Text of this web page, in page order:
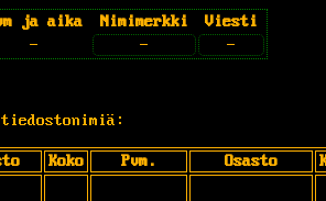
ja aika Nimimerkki
Viesti
- - -
Koko Pvm. Osasto